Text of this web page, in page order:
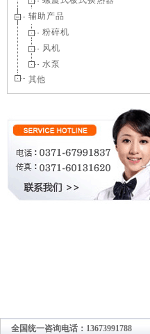
辅助产品
粉碎机
风机
水泵
其他
全国统一咨询电话：13673991788